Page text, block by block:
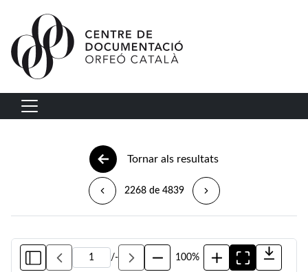
Vés al contingut
Navegació principal
Tornar als resultats
2268 de 4839
/- 100%